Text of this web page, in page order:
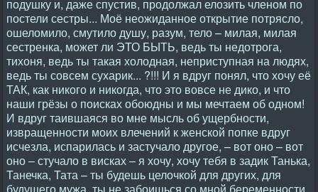
подушку и, даже спустив, продолжал елозить членом по
постели сестры... Моё неожиданное открытие потрясло,
ошеломило, смутило душу, разум, тело – милая, милая
сестренка, может ли ЭТО БЫТЬ, ведь ты недотрога,
тихоня, ведь ты такая холодная, неприступная на людях,
ведь ты совсем сухарик... ?!!! И я вдруг понял, что хочу её
ТАК, как никого и никогда, что это вовсе не дико, и что
наши грёзы о поисках обоюдны и мы мечтаем об одном!
И вдруг таившаяся во мне мысль об ущербности,
извращенности моих влечений к женской попке вдруг
исчезла, испарилась и застучало другое, – вот оно – вот
оно – стучало в висках – я хочу, хочу тебя в задик Танька,
Танечка, Тата – ты будешь целочкой для других, для